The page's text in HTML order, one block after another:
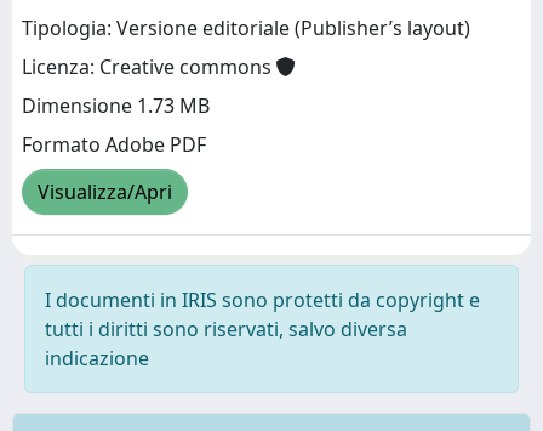
Tipologia: Versione editoriale (Publisher’s layout)
Licenza: Creative commons
Dimensione 1.73 MB
Formato Adobe PDF
Visualizza/Apri
I documenti in IRIS sono protetti da copyright e
tutti i diritti sono riservati, salvo diversa
indicazione